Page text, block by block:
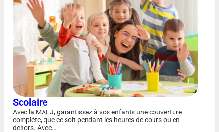
Scolaire
Avec la MALJ, garantissez à vos enfants une couverture
complète, que ce soit pendant les heures de cours ou en
dehors. Avec…